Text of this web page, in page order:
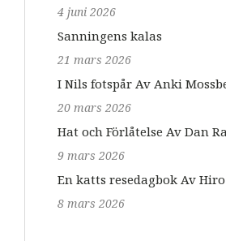
4 juni 2026
Sanningens kalas
21 mars 2026
I Nils fotspår Av Anki
20 mars 2026
Hat och Förlåtelse Av Dan
9 mars 2026
En katts resedagbok Av
8 mars 2026